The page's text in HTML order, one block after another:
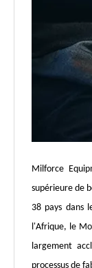
Milforce
supérieure de
38 pays dans
l'Afrique, le
largement
processus de